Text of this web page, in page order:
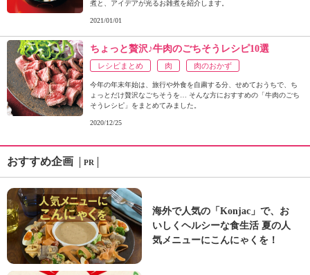
煮と、アイデアが光るお雑煮を紹介します。
2021/01/01
ちょっと贅沢♪牛肉のごちそうレシピ10選
レシピまとめ 肉 肉のおかず
今年の年末年始は、旅行や外食を自粛する分、せめておうちで、ち
ょっとだけ贅沢なごちそうを… そんな方におすすめの「牛肉のごち
そうレシピ」をまとめてみました。
2020/12/25
おすすめ企画 PR
海外で人気の「Konjac」で、お
いしくヘルシーな食生活 夏の人
気メニューにこんにゃくを！